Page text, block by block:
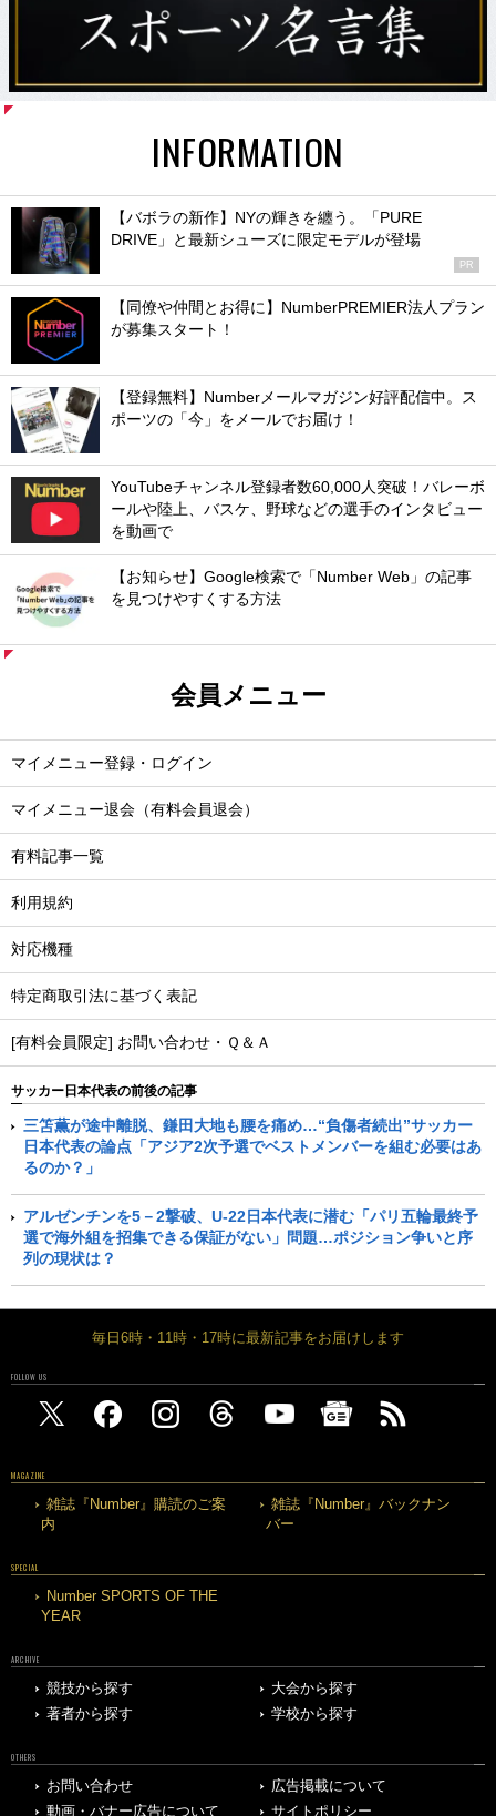
INFORMATION
【バボラの新作】NYの輝きを纏う。「PURE
DRIVE」と最新シューズに限定モデルが登場
PR
【同僚や仲間とお得に】NumberPREMIER法人プラン
が募集スタート！
【登録無料】Numberメールマガジン好評配信中。ス
ポーツの「今」をメールでお届け！
YouTubeチャンネル登録者数60,000人突破！バレーボ
ールや陸上、バスケ、野球などの選手のインタビュー
を動画で
【お知らせ】Google検索で「Number Web」の記事
を見つけやすくする方法
会員メニュー
マイメニュー登録・ログイン
マイメニュー退会（有料会員退会）
有料記事一覧
利用規約
対応機種
特定商取引法に基づく表記
[有料会員限定] お問い合わせ・Ｑ＆Ａ
サッカー日本代表の前後の記事
三笘薫が途中離脱、鎌田大地も腰を痛め…“負傷者続出”サッカー
日本代表の論点「アジア2次予選でベストメンバーを組む必要はあ
るのか？」
アルゼンチンを5－2撃破、U-22日本代表に潜む「パリ五輪最終予
選で海外組を招集できる保証がない」問題…ポジション争いと序
列の現状は？
毎日6時・11時・17時に最新記事をお届けします
FOLLOW US
MAGAZINE
雑誌『Number』購読のご案
内
雑誌『Number』バックナン
バー
SPECIAL
Number SPORTS OF THE
YEAR
ARCHIVE
競技から探す
大会から探す
著者から探す
学校から探す
OTHERS
お問い合わせ
広告掲載について
動画・バナー広告について
サイトポリシー